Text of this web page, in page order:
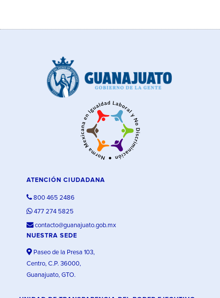
ATENCIÓN CIUDADANA
800 465 2486
477 274 5825
contacto@guanajuato.gob.mx
NUESTRA SEDE
Paseo de la Presa 103,
Centro, C.P. 36000,
Guanajuato, GTO.